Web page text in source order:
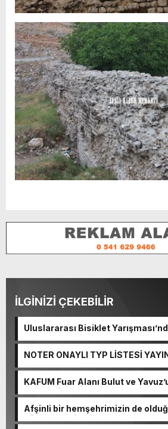
İLGİNİZİ ÇEKEBİLİR
Uluslararası Bisiklet
NOTER ONAYLI TYP LİSTESİ
KAFUM Fuar Alanı Bulut ve
Şenlendi.
Afşinli bir hemşehrimizin de
güçlenerek ilerliyor.